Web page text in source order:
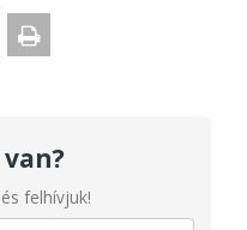
felhívjuk!